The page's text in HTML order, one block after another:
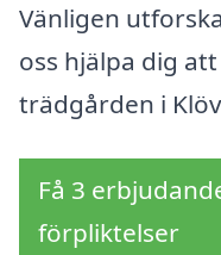
Vänligen
oss hjälpa dig
trädgården i
Få 3
förpliktelser